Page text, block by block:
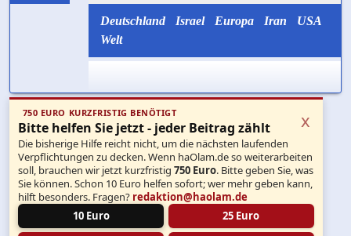
Deutschland Israel Europa Iran
USA
Welt
750 EURO KURZFRISTIG BENÖTIGT
Bitte helfen Sie jetzt - jeder Beitrag zählt
Die bisherige Hilfe reicht nicht, um die nächsten laufenden
Verpflichtungen zu decken. Wenn haOlam.de so weiterarbeiten
soll, brauchen wir jetzt kurzfristig750 Euro. Bitte geben Sie, was
Sie können. Schon 10 Euro helfen sofort; wer mehr geben kann,
hilft besonders. Fragen? redaktion@haolam.de
10 Euro
25 Euro
x